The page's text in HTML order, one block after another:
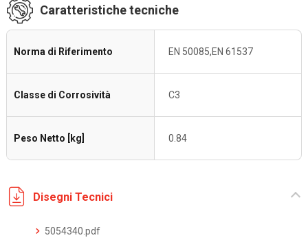
Caratteristiche tecniche
Norma di Riferimento EN 50085,EN 61537
Classe di Corrosività C3
Peso Netto [kg] 0.84
Disegni Tecnici
5054340.pdf